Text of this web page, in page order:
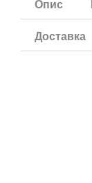
Опис
Доставка